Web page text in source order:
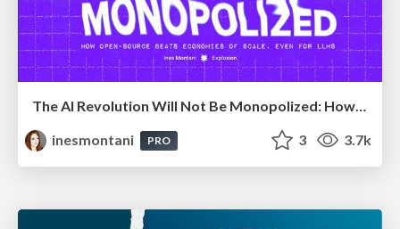
The AI Revolution Will Not Be Monopolized: How open-source beats economies of scale, even for LLMs
inesmontani
PRO 3 3.7k